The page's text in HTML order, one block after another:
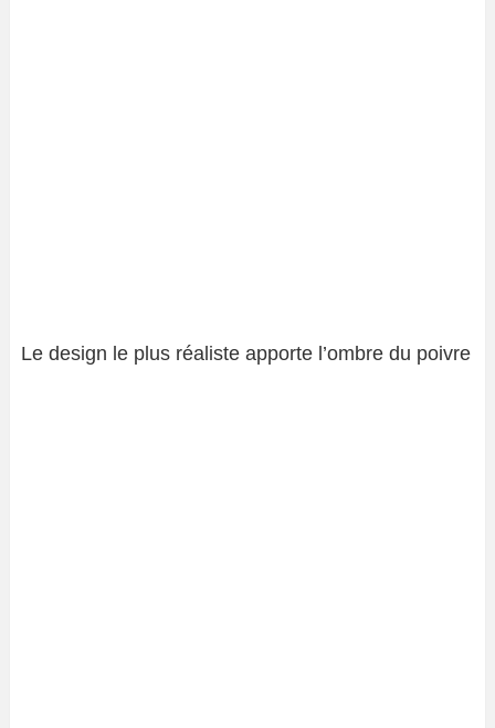
Le design le plus réaliste apporte l’ombre du poivre